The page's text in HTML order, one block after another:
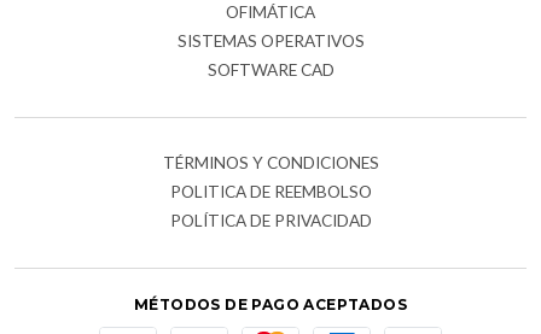
OFIMÁTICA
SISTEMAS OPERATIVOS
SOFTWARE CAD
TÉRMINOS Y CONDICIONES
POLITICA DE REEMBOLSO
POLÍTICA DE PRIVACIDAD
MÉTODOS DE PAGO ACEPTADOS